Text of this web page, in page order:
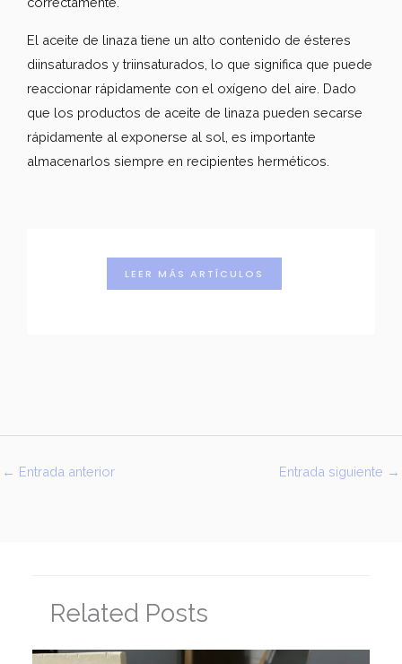
El aceite de linaza tiene un alto contenido de ésteres
diinsaturados y triinsaturados, lo que significa que puede
reaccionar rápidamente con el oxígeno del aire. Dado
que los productos de aceite de linaza pueden secarse
rápidamente al exponerse al sol, es importante
almacenarlos siempre en recipientes herméticos.
LEER MÁS ARTÍCULOS
← Entrada anterior Entrada siguiente →
Related Posts